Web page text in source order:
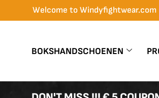
Welcome to Windyfightwear.com
BOKSHANDSCHOENEN